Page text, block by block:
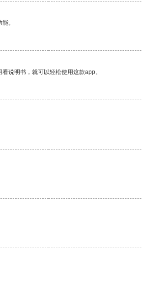
。
说明书，就可以轻松使用这款app。